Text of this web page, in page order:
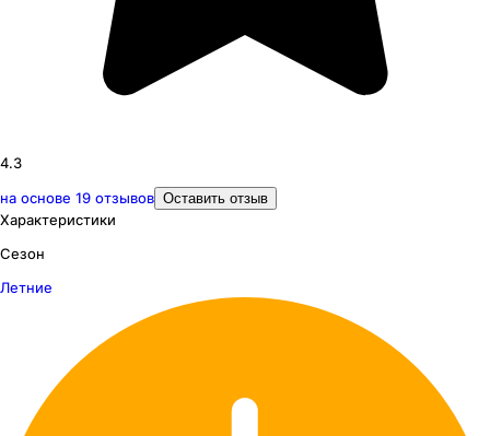
4.3
на основе 19 отзывов Оставить отзыв
Характеристики
Сезон
Летние